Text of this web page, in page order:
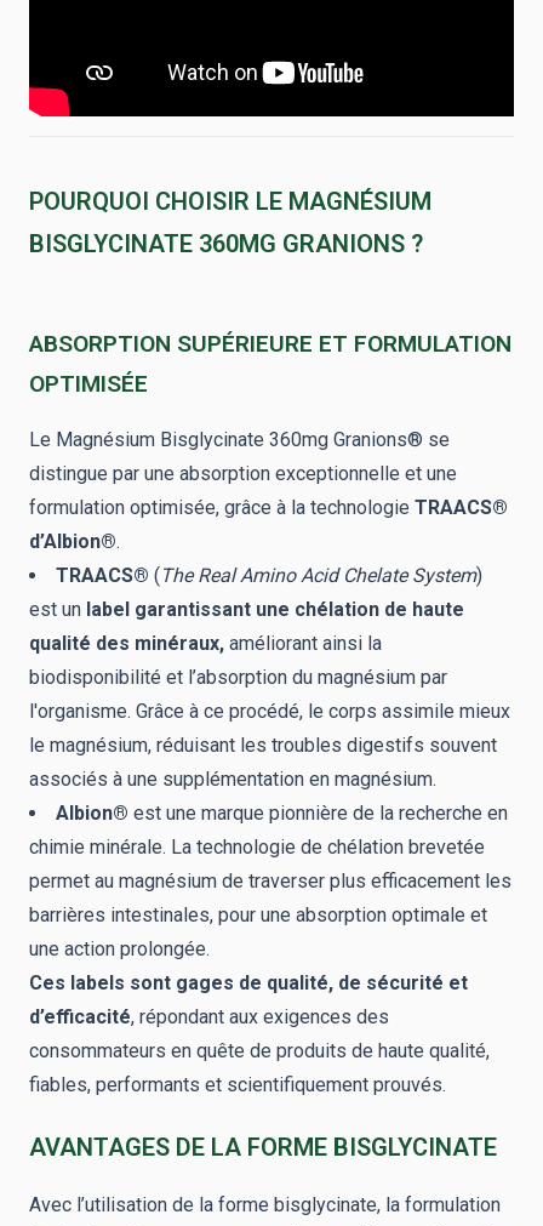
POURQUOI CHOISIR LE MAGNÉSIUM
BISGLYCINATE 360MG GRANIONS ?
ABSORPTION SUPÉRIEURE ET FORMULATION
OPTIMISÉE
Le Magnésium Bisglycinate 360mg Granions® se
distingue par une absorption exceptionnelle et une
formulation optimisée, grâce à la technologie TRAACS®
d’Albion®.
TRAACS® (The Real Amino Acid Chelate System)
est un label garantissant une chélation de haute
qualité des minéraux, améliorant ainsi la
biodisponibilité et l’absorption du magnésium par
l'organisme. Grâce à ce procédé, le corps assimile mieux
le magnésium, réduisant les troubles digestifs souvent
associés à une supplémentation en magnésium.
Albion® est une marque pionnière de la recherche en
chimie minérale. La technologie de chélation brevetée
permet au magnésium de traverser plus efficacement les
barrières intestinales, pour une absorption optimale et
une action prolongée.
Ces labels sont gages de qualité, de sécurité et
d’efficacité, répondant aux exigences des
consommateurs en quête de produits de haute qualité,
fiables, performants et scientifiquement prouvés.
AVANTAGES DE LA FORME BISGLYCINATE
Avec l’utilisation de la forme bisglycinate, la formulation